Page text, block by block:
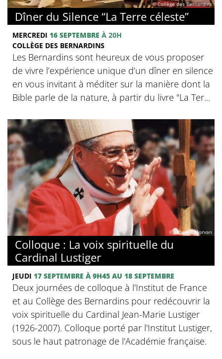
© Collège des Bernardins
Dîner du Silence “La Terre céleste”
MERCREDI 16 SEPTEMBRE À 20H
COLLÈGE DES BERNARDINS
Les Bernardins sont heureux de vous proposer
de vivre l’expérience unique d’un dîner en silence
en vous invitant à méditer sur la manière dont la
Bible parle de la nature, à partir du livre "La Ter...
© Jacques Morvan
Colloque : La voix spirituelle du
Cardinal Lustiger
JEUDI 17 SEPTEMBRE À 9H45 AU 18 SEPTEMBRE
Deux journées de colloque à l'Institut de France
et au Collège des Bernardins pour redécouvrir la
voix spirituelle du Cardinal Jean-Marie Lustiger
(1926-2007). Colloque porté par l'Institut Lustiger,
sous le haut patronage de l'Académie française.